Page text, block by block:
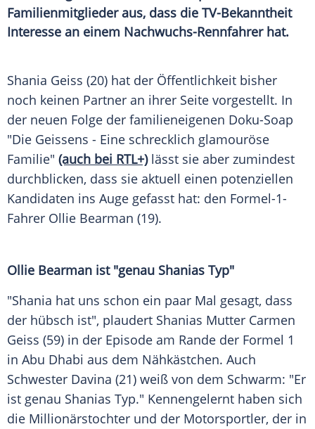
Familienmitglieder aus, dass die TV-Bekanntheit
Interesse an einem Nachwuchs-Rennfahrer hat.
Shania Geiss (20) hat der Öffentlichkeit bisher
noch keinen Partner an ihrer Seite vorgestellt. In
der neuen Folge der familieneigenen Doku-Soap
"Die Geissens - Eine schrecklich glamouröse
Familie" (auch bei RTL+)lässt sie aber zumindest
durchblicken, dass sie aktuell einen potenziellen
Kandidaten ins Auge gefasst hat: den Formel-1-
Fahrer Ollie Bearman (19).
Ollie Bearman ist "genau Shanias Typ"
"Shania hat uns schon ein paar Mal gesagt, dass
der hübsch ist", plaudert Shanias Mutter Carmen
Geiss (59) in der Episode am Rande der Formel 1
in Abu Dhabi aus dem Nähkästchen. Auch
Schwester Davina (21) weiß von dem Schwarm: "Er
ist genau Shanias Typ." Kennengelernt haben sich
die Millionärstochter und der Motorsportler, der in